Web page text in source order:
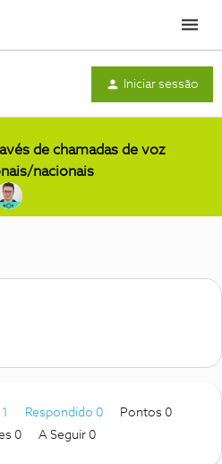
Menu
Iniciar sessão
de chamadas de voz
nacionais
Respondido 0
Pontos 0
0 A Seguir 0